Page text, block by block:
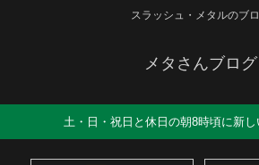
スラッシュ・メタルのブ
メタさんブログ
土・日・祝日と休日の朝8時頃に新